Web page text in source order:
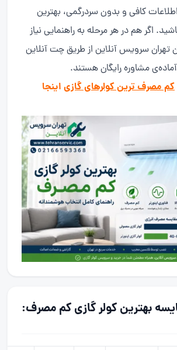
کافی و بدون سردرگمی، بهترین
اگر هم در هر مرحله به راهنمایی نیاز
تهران سرویس آنلاین از طریق چت آنلاین
مشاوره رایگان هستند.
کم مصرف ترین کولرهای گازی اینجا
بهترین کولر گازی کم مصرف: